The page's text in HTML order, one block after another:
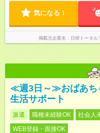
気になる！
掲載元企業名 日研トータ
≪週3日～≫おばあち
生活サポート
派遣 職種未経験OK 社会人
WEB登録・面接OK